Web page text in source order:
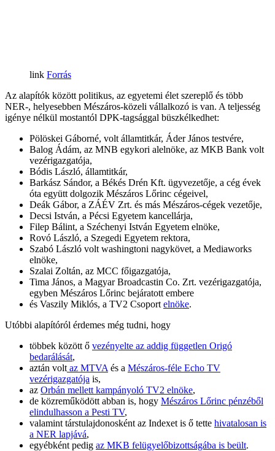
Forrás
Az alapítók között politikus, az egyetemi élet szereplő és több
NER-, helyesebben Mészáros-közeli vállalkozó is van. A teljesség
igénye nélkül mostantól DPK-tagsággal büszkélkedhet:
Pölöskei Gáborné, volt államtitkár, Áder János testvére,
Balog Ádám, az MNB egykori alelnöke, az MKB Bank volt
vezérigazgatója,
Bódis László, államtitkár,
Barkász Sándor, a Békés Drén Kft. ügyvezetője, a cég évek
óta együtt dolgozik Mészáros Lőrinc cégeivel,
Deák Gábor, a ZÁÉV Zrt. és más Mészáros-cégek vezetője,
Decsi István, a Pécsi Egyetem kancellárja,
Filep Bálint, a Széchenyi István Egyetem elnöke,
Rovó László, a Szegedi Egyetem rektora,
Szabó László volt washingtoni nagykövet, a Mediaworks
elnöke,
Szalai Zoltán, az MCC főigazgatója,
Tima János, a Magyar Broadcastin Co. Zrt. vezérigazgatója,
egyben Mészáros Lőrinc bejáratott embere
és Vaszily Miklós, a TV2 Csoport elnöke.
Utóbbi alapítóról érdemes még tudni, hogy
többek között ő vezényelte az addig független Origó
bedarálását,
aztán volt az MTVA és a Mészáros-féle Echo TV
vezérigazgatója is,
az Orbán mellett kampányoló TV2 elnöke,
de közreműködött abban is, hogy Mészáros Lőrinc pénzéből
elindulhasson a Pesti TV,
valamint társtulajdonosként az Indexet is ő tette hivatalosan is
a NER lapjává,
egyébként pedig az MKB felügyelőbizottságába is beült.